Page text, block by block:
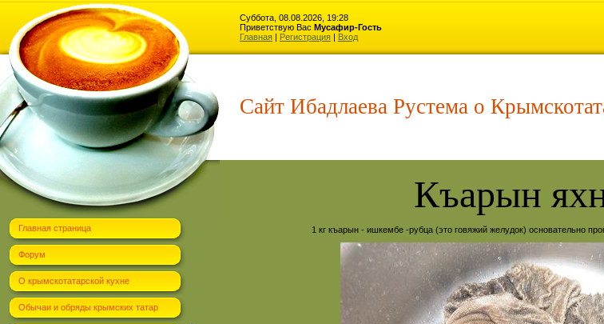
Суббота, 08.08.2026, 19:28
Приветствую Вас Мусафир-Гость
Главная | Регистрация | Вход
Сайт Ибадлаева Рустема о
Главная страница
Форум
О крымскотатарской кухне
Обычаи и обряды крымских татар
Къарын
1 кг къарын - ишкембе -рубца (это говяжий желудок) основательно